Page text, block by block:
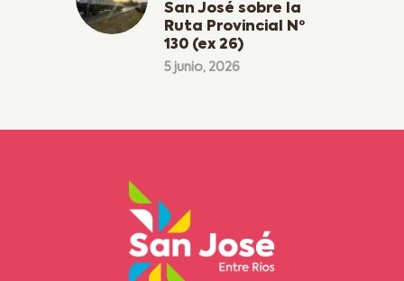
San José sobre la
Ruta Provincial Nº
130 (ex 26)
5 junio, 2026